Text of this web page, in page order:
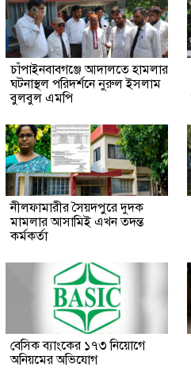
চাঁপাইনবাবগঞ্জে আদালতে হামলার
ঘটনাস্থল পরিদর্শনে নুরুল ইসলাম
বুলবুল এমপি
নীলফামারীর সৈয়দপুরে দুদক
মামলার আসামিই এখন তদন্ত
কর্মকর্তা
বেসিক ব্যাংকের ১৭৩ নিয়োগে
অনিয়মের অভিযোগ